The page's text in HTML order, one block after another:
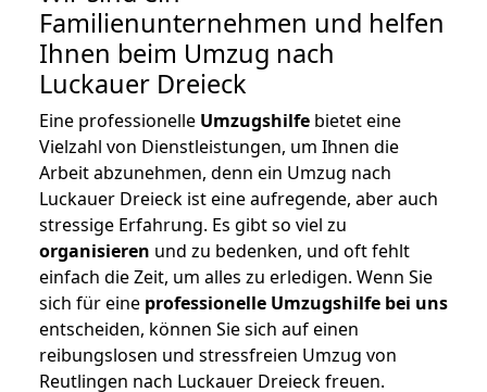
Familienunternehmen und helfen
Ihnen beim Umzug nach
Luckauer Dreieck
Eine professionelle Umzugshilfe bietet eine
Vielzahl von Dienstleistungen, um Ihnen die
Arbeit abzunehmen, denn ein Umzug nach
Luckauer Dreieck ist eine aufregende, aber auch
stressige Erfahrung. Es gibt so viel zu
organisieren und zu bedenken, und oft fehlt
einfach die Zeit, um alles zu erledigen. Wenn Sie
sich für eine professionelle Umzugshilfe bei uns
entscheiden, können Sie sich auf einen
reibungslosen und stressfreien Umzug von
Reutlingen nach Luckauer Dreieck freuen.